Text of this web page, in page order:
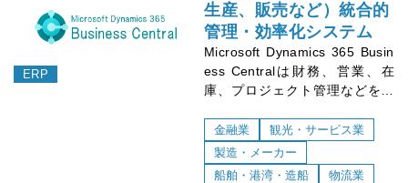
ERP
生産、販売など）統合的
管理・効率化システム
Microsoft Dynamics 365 Busin
ess Centralは財務、営業、在
庫、プロジェクト管理などを一
Microsoft製品とも連携でき、使
いやすいインターフェースを備
えています。
金融業
観光・サービス業
製造・メーカー
船舶・港湾・造船
物流業